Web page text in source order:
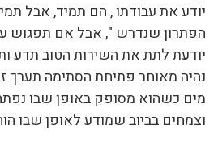
יודע את עבודתו , הם תמיד, אבל
הפתרון שנדרש ", אבל אם תפגוש
יודעת לתת את השירות הטוב תדע
נהיה מאוחר פתיחת הסתימה תערך
מים כשהוא מסופק באופן שבו
וצמחים בביוב שמודע לאופן שבו